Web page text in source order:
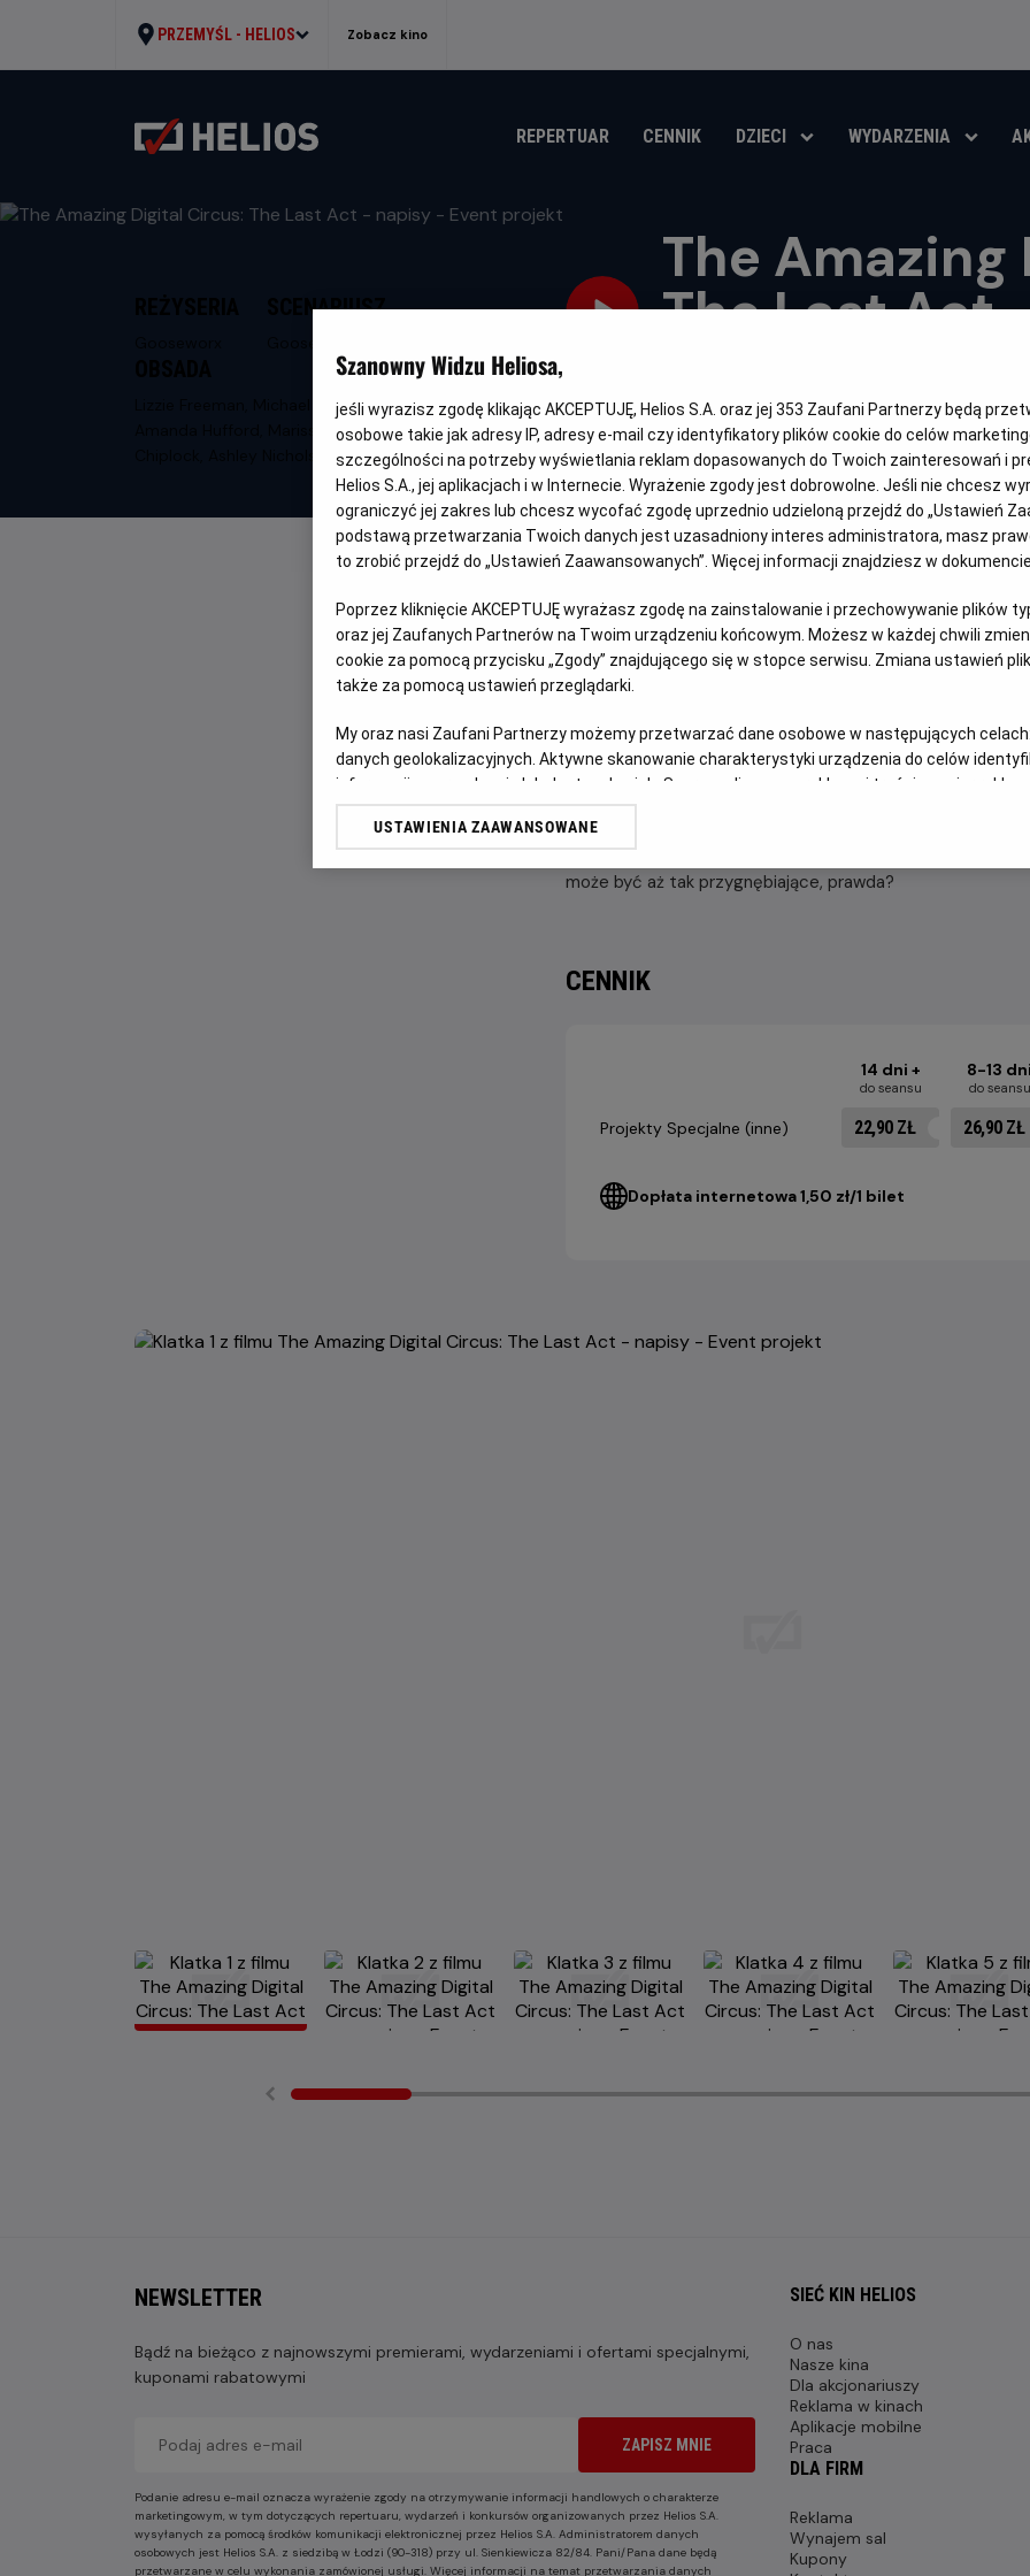
PRZEMYŚL - HELIOS Zobacz kino
REPERTUAR CENNIK DZIECI WYDARZENIA
The
The Last Act
Gatunek
Thriller / Animowany / Dramat
Minimalny
wiek
Od 12 lat Czas
trwania
103 min
OBSERWUJ
SCENARIUSZ
Lizzie Freeman, Michael Kovach,
Amanda Hufford, Marissa Lenti, Sean
OPIS WYDARZENIA
Internetowy hit „The Amazing Digital Circus” doczekał się
pełnometrażowego filmu kinowego! Ten „Ostatni akt”
Po odejściu Caine'a i zamknięciu cyrku, aktorom
dotrzymują im towarzystwa. Gdy perspektywa
Digital Circus i jego historii. Czy pogodzą się z tym, co
Poza tym, prawdopodobnie w pewnym momencie ktoś
może być aż tak przygnębiające, prawda?
CENNIK
14 dni +
do seansu
8-13 dni
do seansu
Projekty Specjalne (inne) 22,90 ZŁ 26,90 ZŁ
Dopłata internetowa 1,50 zł/1 bilet
NEWSLETTER
Bądź na bieżąco z najnowszymi premierami, wydarzeniami i ofertami specjalnymi,
kuponami rabatowymi
ZAPISZ MNIE
Podanie adresu e-mail oznacza wyrażenie zgody na otrzymywanie informacji handlowych o charakterze
marketingowym, w tym dotyczących repertuaru, wydarzeń i konkursów organizowanych przez Helios S.A.
wysyłanych za pomocą środków komunikacji elektronicznej przez Helios S.A. Administratorem danych
osobowych jest Helios S.A. z siedzibą w Łodzi (90-318) przy ul. Sienkiewicza 82/84. Pani/Pana dane będą
przetwarzane w celu wykonania zamówionej usługi. Więcej informacji na temat przetwarzania danych
SIEĆ KIN HELIOS
O nas
Nasze kina
Dla akcjonariuszy
Reklama w kinach
Aplikacje mobilne
Praca
DLA FIRM
Reklama
Wynajem sal
Kupony
Szanowny Widzu Heliosa,
jeśli wyrazisz zgodę klikając AKCEPTUJĘ, Helios S.A. oraz jej 353 Zaufani Partnerzy będą
osobowe takie jak adresy IP, adresy e-mail czy identyfikatory plików cookie do celów
szczególności na potrzeby wyświetlania reklam dopasowanych do Twoich zainteresowań i
Helios S.A., jej aplikacjach i w Internecie. Wyrażenie zgody jest dobrowolne. Jeśli nie chcesz
ograniczyć jej zakres lub chcesz wycofać zgodę uprzednio udzieloną przejdź do „Ustawień
podstawą przetwarzania Twoich danych jest uzasadniony interes administratora, masz
to zrobić przejdź do „Ustawień Zaawansowanych”. Więcej informacji znajdziesz w dokumencie
Poprzez kliknięcie AKCEPTUJĘ wyrażasz zgodę na zainstalowanie i przechowywanie plików
oraz jej Zaufanych Partnerów na Twoim urządzeniu końcowym. Możesz w każdej chwili
cookie za pomocą przycisku „Zgody” znajdującego się w stopce serwisu. Zmiana ustawień
także za pomocą ustawień przeglądarki.
My oraz nasi Zaufani Partnerzy możemy przetwarzać dane osobowe w następujących celach:
danych geolokalizacyjnych. Aktywne skanowanie charakterystyki urządzenia do celów
informacji na urządzeniu lub dostęp do nich. Spersonalizowane reklamy i treści, pomiar reklam
odbiorców i ulepszanie usług.
Lista Zaufanych Partnerów
USTAWIENIA ZAAWANSOWANE